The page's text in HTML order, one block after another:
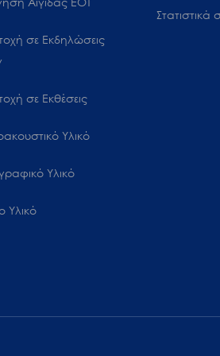
σε Εκδηλώσεις
σε Εκθέσεις
Υλικό
Υλικό
Υλικό
Στατιστικά